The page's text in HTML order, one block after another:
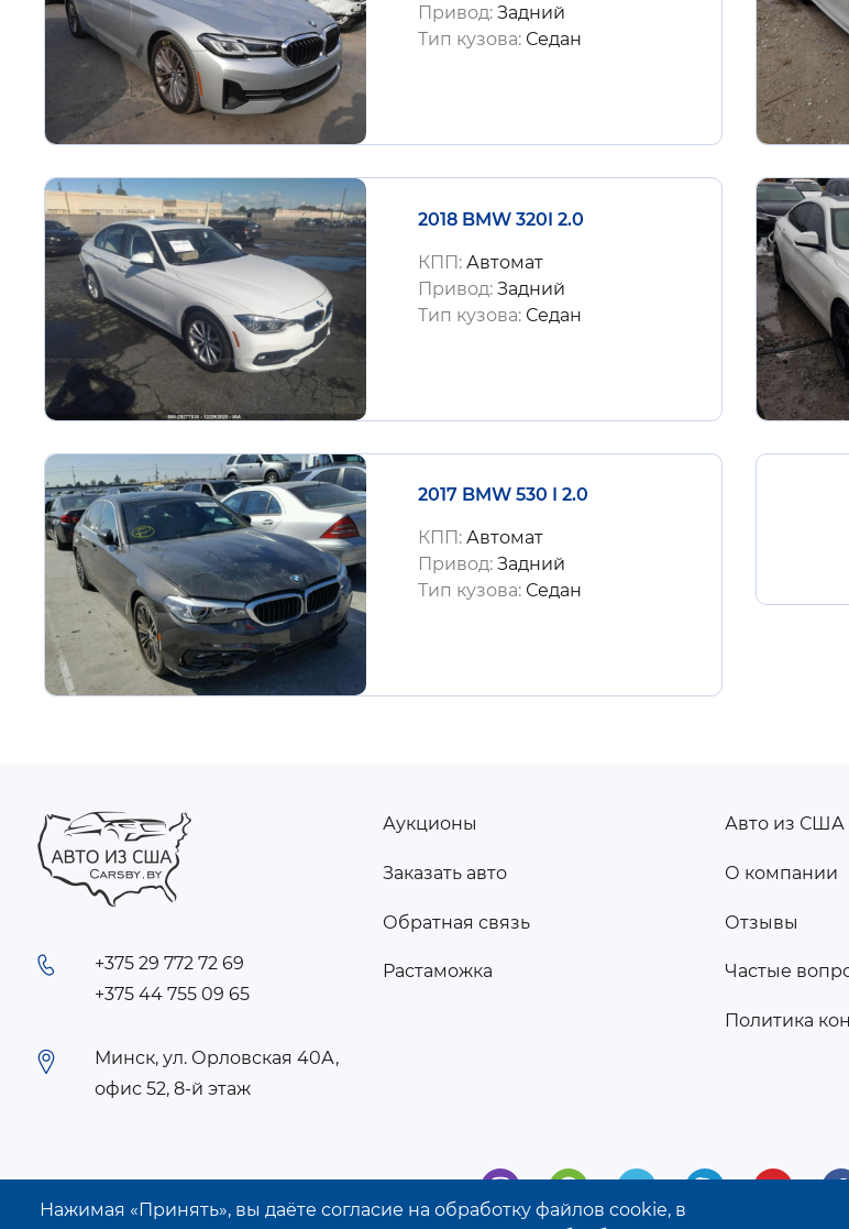
Привод:Задний
Тип кузова: Седан
2018 BMW 320I 2.0
КПП:Автомат
Привод:Задний
Тип кузова: Седан
2017 BMW 530 I 2.0
КПП:Автомат
Привод:Задний
Тип кузова: Седан
Нажимая «Принять», вы даёте согласие на обработку файлов cookie, в
+375 29 772 72 69
+375 44 755 09 65
Минск, ул. Орловская 40А,
офис 52, 8-й этаж
MENU
Аукционы
Заказать авто
Обратная связь
Растаможка
2
Авто из США
О компании
Отзывы
Частые
Политика